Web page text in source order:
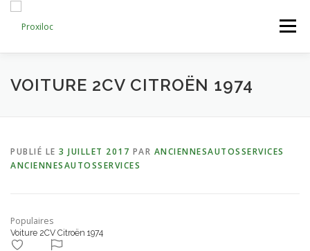
contenu
Menu
CATEGORIES AJOUTER UNE ANNONCE
VOITURE 2CV CITROËN 1974
PUBLIÉ LE 3 JUILLET 2017 PAR ANCIENNESAUTOSSERVICES
ANCIENNESAUTOSSERVICES
Populaires
Voiture 2CV Citroën 1974